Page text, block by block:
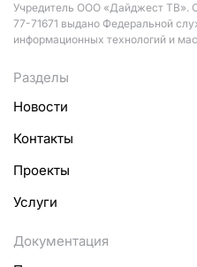
Учредитель ООО «Дайджест
77-71671 выдано Федеральной
информационных технологий и
Разделы
Новости
Контакты
Проекты
Услуги
Документация